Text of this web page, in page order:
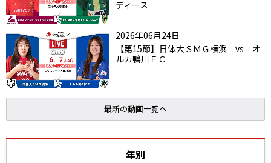
ディース
2026年06月24日
【第15節】日体大ＳＭＧ横浜 vs オ
ルカ鴨川ＦＣ
最新の動画一覧へ
年別